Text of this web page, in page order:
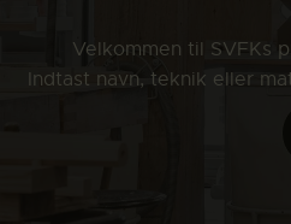
Velkommen til SVFKs
Indtast navn, teknik eller